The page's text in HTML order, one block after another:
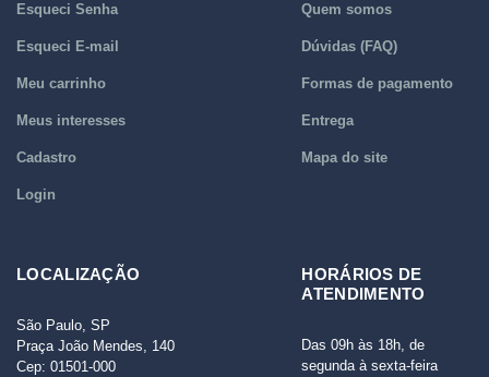
Esqueci Senha
Esqueci E-mail
Meu carrinho
Meus interesses
Cadastro
Login
Quem somos
Dúvidas (FAQ)
Formas de pagamento
Entrega
Mapa do site
LOCALIZAÇÃO
São Paulo, SP
Praça João Mendes, 140
Cep: 01501-000
HORÁRIOS DE
ATENDIMENTO
Das 09h às 18h, de
segunda à sexta-feira